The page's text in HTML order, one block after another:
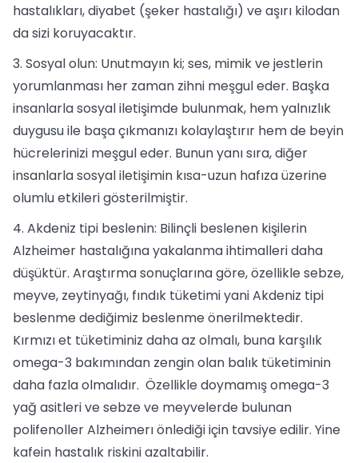
hastalıkları, diyabet (şeker hastalığı) ve aşırı kilodan
da sizi koruyacaktır.
3. Sosyal olun: Unutmayın ki; ses, mimik ve jestlerin
yorumlanması her zaman zihni meşgul eder. Başka
insanlarla sosyal iletişimde bulunmak, hem yalnızlık
duygusu ile başa çıkmanızı kolaylaştırır hem de beyin
hücrelerinizi meşgul eder. Bunun yanı sıra, diğer
insanlarla sosyal iletişimin kısa-uzun hafıza üzerine
olumlu etkileri gösterilmiştir.
4. Akdeniz tipi beslenin: Bilinçli beslenen kişilerin
Alzheimer hastalığına yakalanma ihtimalleri daha
düşüktür. Araştırma sonuçlarına göre, özellikle sebze,
meyve, zeytinyağı, fındık tüketimi yani Akdeniz tipi
beslenme dediğimiz beslenme önerilmektedir.
Kırmızı et tüketiminiz daha az olmalı, buna karşılık
omega-3 bakımından zengin olan balık tüketiminin
daha fazla olmalıdır. Özellikle doymamış omega-3
yağ asitleri ve sebze ve meyvelerde bulunan
polifenoller Alzheimerı önlediği için tavsiye edilir. Yine
kafein hastalık riskini azaltabilir.